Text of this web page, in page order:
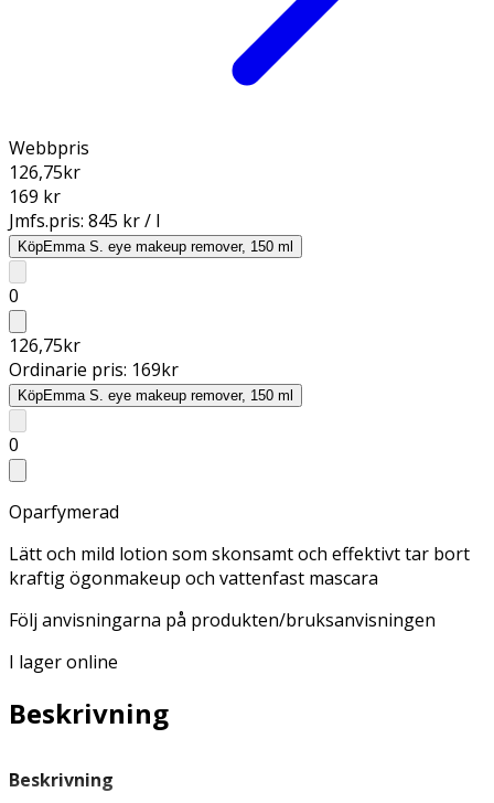
Webbpris
126,75kr
169 kr
Jmfs.pris: 845 kr / l
KöpEmma S. eye makeup remover, 150 ml
0
126,75kr
Ordinarie pris: 169kr
KöpEmma S. eye makeup remover, 150 ml
0
Oparfymerad
Lätt och mild lotion som skonsamt och effektivt tar bort
kraftig ögonmakeup och vattenfast mascara
Följ anvisningarna på produkten/bruksanvisningen
I lager online
Beskrivning
Beskrivning